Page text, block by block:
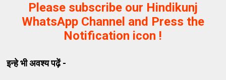
Please subscribe our Hindikunj
WhatsApp Channel and Press the
Notification icon !
इन्हे भी अवश्य पढ़ें -